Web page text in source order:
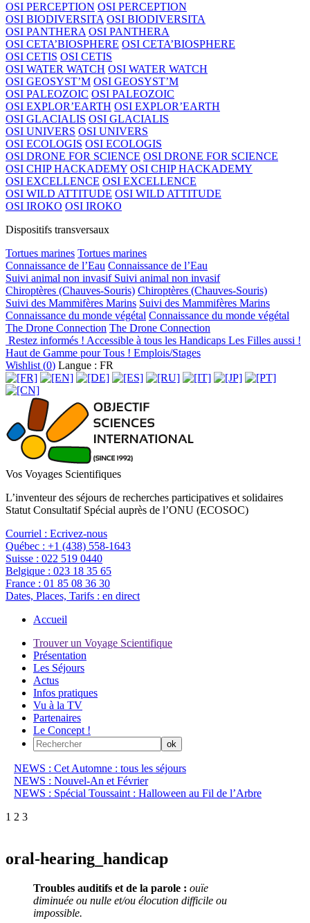
OSI PERCEPTION OSI PERCEPTION
OSI BIODIVERSITA OSI BIODIVERSITA
OSI PANTHERA OSI PANTHERA
OSI CETA’BIOSPHERE OSI CETA’BIOSPHERE
OSI CETIS OSI CETIS
OSI WATER WATCH OSI WATER WATCH
OSI GEOSYST’M OSI GEOSYST’M
OSI PALEOZOIC OSI PALEOZOIC
OSI EXPLOR’EARTH OSI EXPLOR’EARTH
OSI GLACIALIS OSI GLACIALIS
OSI UNIVERS OSI UNIVERS
OSI ECOLOGIS OSI ECOLOGIS
OSI DRONE FOR SCIENCE OSI DRONE FOR SCIENCE
OSI CHIP HACKADEMY OSI CHIP HACKADEMY
OSI EXCELLENCE OSI EXCELLENCE
OSI WILD ATTITUDE OSI WILD ATTITUDE
OSI IROKO OSI IROKO
Dispositifs transversaux
Tortues marines Tortues marines
Connaissance de l’Eau Connaissance de l’Eau
Suivi animal non invasif Suivi animal non invasif
Chiroptères (Chauves-Souris) Chiroptères (Chauves-Souris)
Suivi des Mammifères Marins Suivi des Mammifères Marins
Connaissance du monde végétal Connaissance du monde végétal
The Drone Connection The Drone Connection
Restez informés ! Accessible à tous les Handicaps Les Filles aussi !
Haut de Gamme pour Tous ! Emplois/Stages
Wishlist (0) Langue : FR
Vos Voyages Scientifiques
L’inventeur des séjours de recherches participatives et solidaires
Statut Consultatif Spécial auprès de l’ONU (ECOSOC)
Courriel : Ecrivez-nous
Québec : +1 (438) 558-1643
Suisse : 022 519 0440
Belgique : 023 18 35 65
France : 01 85 08 36 30
Dates, Places, Tarifs : en direct
Accueil
Trouver un Voyage Scientifique
Présentation
Les Séjours
Actus
Infos pratiques
Vu à la TV
Partenaires
Le Concept !
NEWS : Cet Automne : tous les séjours
NEWS : Nouvel-An et Février
NEWS : Spécial Toussaint : Halloween au Fil de l’Arbre
1 2 3
oral-hearing_handicap
Troubles auditifs et de la parole : ouïe
diminuée ou nulle et/ou élocution difficile ou
impossible.